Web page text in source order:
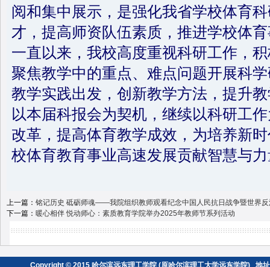
阅和集中展示，是强化我省学校体育
才，提高师资队伍素质，推进学校体
一直以来，我校高度重视科研工作，
聚焦教学中的重点、难点问题开展科
教学实践出发，创新教学方法，提升
以本届科报会为契机，继续以科研工
改革，提高体育教学成效，为培养新
校体育教育事业高速发展贡献智慧与
上一篇： 铭记历史 砥砺师魂——我院组织教师观看纪念中国人民抗日战争暨世界
下一篇： 暖心相伴 悦动师心：素质教育学院举办2025年教师节系列活动
Copyright © 2015 哈尔滨远东理工学院 (原哈尔滨理工大学远东学院) 地